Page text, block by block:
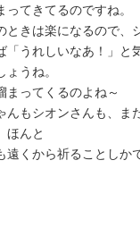
ってきてるのですね。
ときは楽になるので、
「うれしいなあ！」と
ょうね。
まってくるのよね～
んもシオンさんも、ま
ほんと
遠くから祈ることしか